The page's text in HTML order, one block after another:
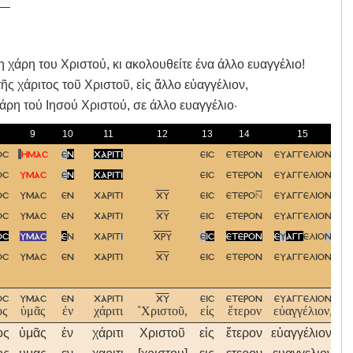
του Χριστού, κι ακολουθείτε ένα άλλο ευαγγέλιο!
χάριτος τοῦ Χριστοῦ, εἰς ἄλλο εὐαγγέλιον,
τού Iησού Xριστού, σε άλλο ευαγγέλιο·
9 10 11 12 13 14 15
ημασ εν χαριτι εισ ετερον ευαγγελιον
υμασ εν χαριτι εισ ετερον ευαγγελιον
υμασ εν χαριτι χυ εισ ετερο ευαγγελιον
υμασ εν χαριτι χυ εισ ετερον ευαγγελιον
υμασ εν χαριτι χρυ εισ ετερον ευαγγελιον
υμασ εν χαριτι χυ εισ ετερον ευαγγελιον
υμασ
ὑμᾶς
εν
ἐν
χαριτι
χάριτι
χυ
˚Χριστοῦ,
εισ
εἰς
ετερον
ἕτερον
ευαγγελιον
εὐαγγέλιον,
ὑμᾶς ἐν χάριτι Χριστοῦ εἰς ἕτερον εὐαγγέλιον,